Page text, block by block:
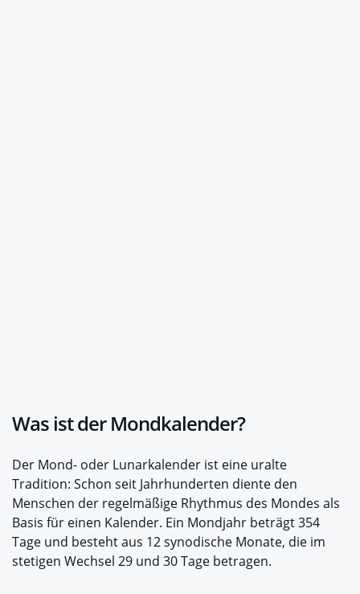
Was ist der Mondkalender?
Der Mond- oder Lunarkalender ist eine uralte
Tradition: Schon seit Jahrhunderten diente den
Menschen der regelmäßige Rhythmus des Mondes als
Basis für einen Kalender. Ein Mondjahr beträgt 354
Tage und besteht aus 12 synodische Monate, die im
stetigen Wechsel 29 und 30 Tage betragen.